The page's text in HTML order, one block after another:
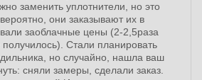
заменить уплотнители, но это
они заказывают их в
заоблачные цены (2-2,5раза
Стали планировать
но случайно, нашла ваш
сняли замеры, сделали заказ.